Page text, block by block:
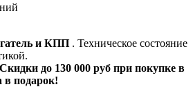
и КПП . Техническое состояние
до 130 000 руб при покупке в
в подарок!